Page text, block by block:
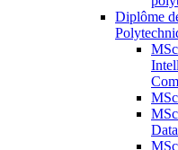
Diplôme